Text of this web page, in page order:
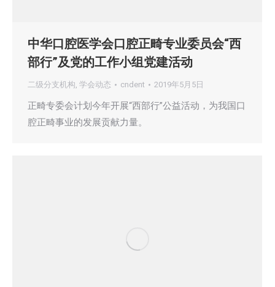
中华口腔医学会口腔正畸专业委员会“西
部行”及党的工作小组党建活动
二级分支机构, 学会动态 cndent 2019年5月5日
正畸专委会计划今年开展“西部行”公益活动，为我国口
腔正畸事业的发展贡献力量。